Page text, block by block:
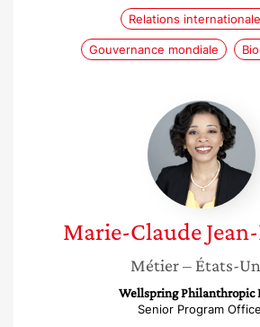
Relations
Gouvernance mondiale
Marie-
Claude
Jean-
Baptiste
Marie-Claude
Métier– États-
Wellspring Philanthropic
Senior Program